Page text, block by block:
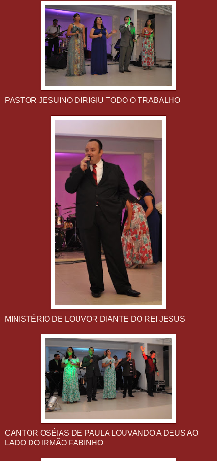
PASTOR JESUINO DIRIGIU TODO O TRABALHO
MINISTÉRIO DE LOUVOR DIANTE DO REI JESUS
CANTOR OSÉIAS DE PAULA LOUVANDO A DEUS AO
LADO DO IRMÃO FABINHO